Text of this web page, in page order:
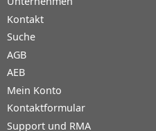
Kontakt
Suche
AGB
AEB
Mein Konto
Kontaktformular
Support und RMA